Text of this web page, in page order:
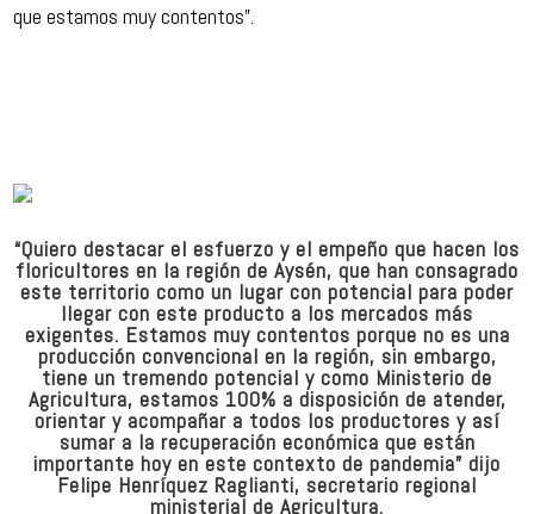
que estamos muy contentos”.
“Quiero destacar el esfuerzo y el empeño que hacen los
floricultores en la región de Aysén, que han consagrado
este territorio como un lugar con potencial para poder
llegar con este producto a los mercados más
exigentes. Estamos muy contentos porque no es una
producción convencional en la región, sin embargo,
tiene un tremendo potencial y como Ministerio de
Agricultura, estamos 100% a disposición de atender,
orientar y acompañar a todos los productores y así
sumar a la recuperación económica que están
importante hoy en este contexto de pandemia” dijo
Felipe Henríquez Raglianti, secretario regional
ministerial de Agricultura.